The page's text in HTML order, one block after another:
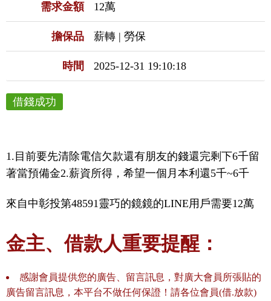
需求金額 12萬
擔保品 薪轉 | 勞保
時間 2025-12-31 19:10:18
借錢成功
1.目前要先清除電信欠款還有朋友的錢還完剩下6千留
著當預備金2.薪資所得，希望一個月本利還5千~6千
來自中彰投第48591靈巧的鏡鏡的LINE用戶需要12萬
金主、借款人重要提醒：
感謝會員提供您的廣告、留言訊息，對廣大會員所張貼的
廣告留言訊息，本平台不做任何保證！請各位會員(借.放款)